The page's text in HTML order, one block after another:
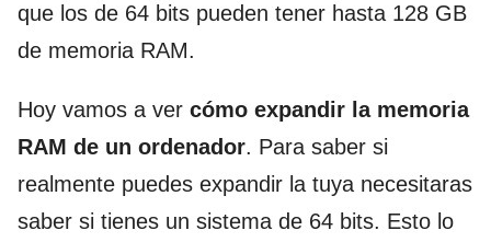
que los de 64 bits pueden tener hasta 128 GB
de memoria RAM.
Hoy vamos a ver cómo expandir la memoria
RAM de un ordenador. Para saber si
realmente puedes expandir la tuya necesitaras
saber si tienes un sistema de 64 bits. Esto lo